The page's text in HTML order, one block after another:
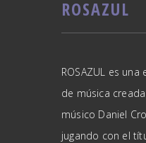
ROSAZUL
ROSAZUL es
de música
músico Daniel
jugando con el